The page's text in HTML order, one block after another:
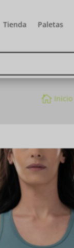
Tienda Paletas
 Inicio